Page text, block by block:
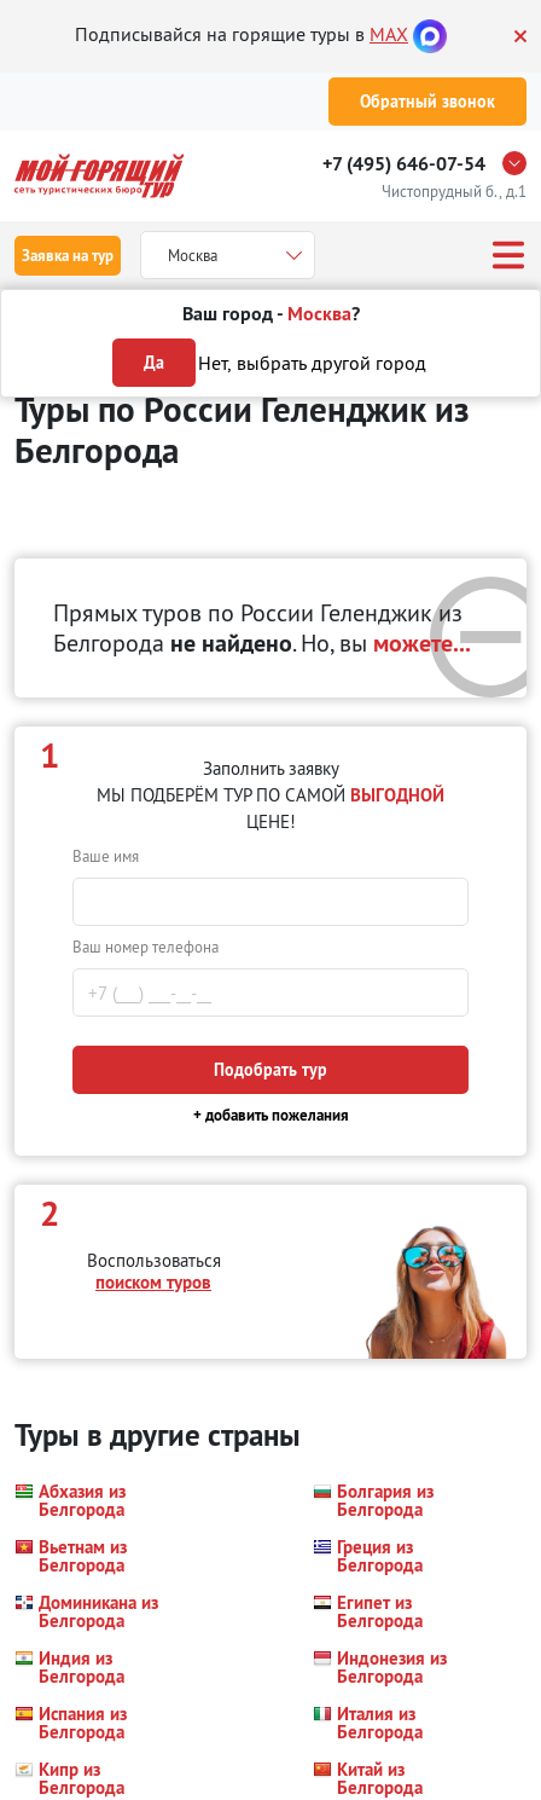
Подписывайся на горящие туры в MAX
Обратный звонок
+7 (495) 646-07-54
Чистопрудный б., д.1
Заявка на тур Москва
Ваш город - Москва?
Да Нет, выбрать другой город
Отдых в России Геленджик
Туры по России Геленджикиз
Белгорода
Прямых туров по России Геленджикиз
Белгорода не найдено. Но, вы можете...
1
Заполнить заявку
МЫ ПОДБЕРЁМ ТУР ПО САМОЙ ВЫГОДНОЙ
ЦЕНЕ!
Ваше имя
Ваш номер телефона
Подобрать тур
+ добавить пожелания
2
Воспользоваться
поиском туров
Туры в другие страны
Абхазия из
Белгорода
Болгария из
Белгорода
Вьетнам из
Белгорода
Греция из
Белгорода
Доминикана из
Белгорода
Египет из
Белгорода
Индия из
Белгорода
Индонезия из
Белгорода
Испания из
Белгорода
Италия из
Белгорода
Кипр из
Белгорода
Китай из
Белгорода